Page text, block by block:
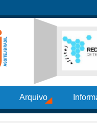
Arquivo